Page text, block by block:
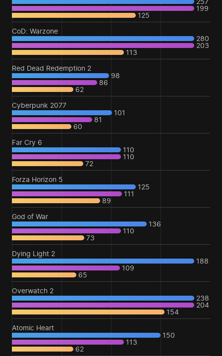
199
125
CoD: Warzone
280
203
113
Red Dead Redemption 2
98
86
62
Cyberpunk 2077
101
81
60
Far Cry 6
110
110
72
Forza Horizon 5
125
111
89
God of War
136
110
73
Dying Light 2
188
109
65
Overwatch 2
238
204
154
Atomic Heart
150
113
62